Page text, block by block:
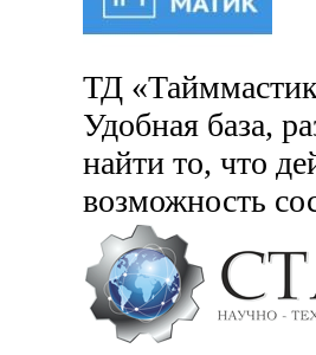
ТД
Удобная база,
найти то, что
возможность